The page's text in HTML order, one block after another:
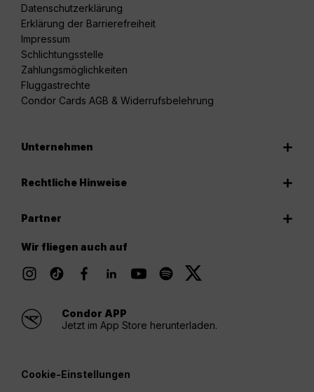
Datenschutzerklärung
Erklärung der Barrierefreiheit
Impressum
Schlichtungsstelle
Zahlungsmöglichkeiten
Fluggastrechte
Condor Cards AGB & Widerrufsbelehrung
Unternehmen
Rechtliche Hinweise
Partner
Wir fliegen auch auf
Condor APP
Jetzt im App Store herunterladen.
Cookie-Einstellungen